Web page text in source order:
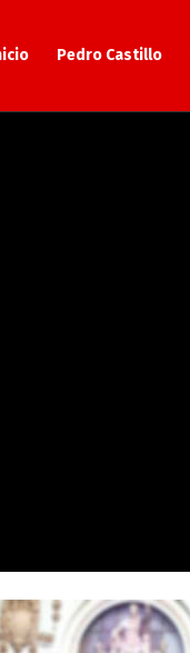
Pedro Castillo